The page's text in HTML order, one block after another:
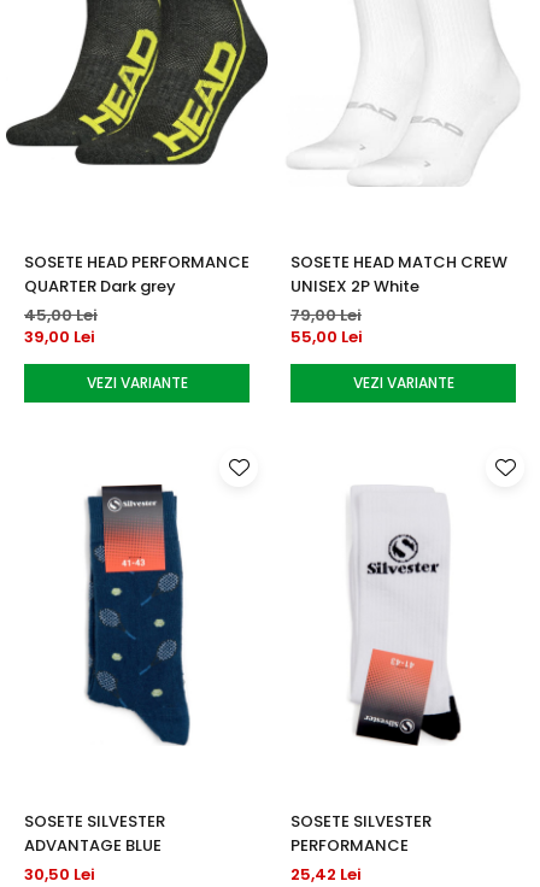
SOSETE HEAD PERFORMANCE
QUARTER Dark grey
45,00 Lei
39,00 Lei
VEZI VARIANTE
SOSETE HEAD MATCH CREW
UNISEX 2P White
79,00 Lei
55,00 Lei
VEZI VARIANTE
SOSETE SILVESTER
ADVANTAGE BLUE
30,50 Lei
SOSETE SILVESTER
PERFORMANCE
25,42 Lei